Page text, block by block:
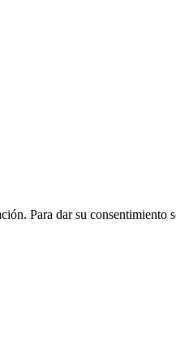
Para dar su consentimiento